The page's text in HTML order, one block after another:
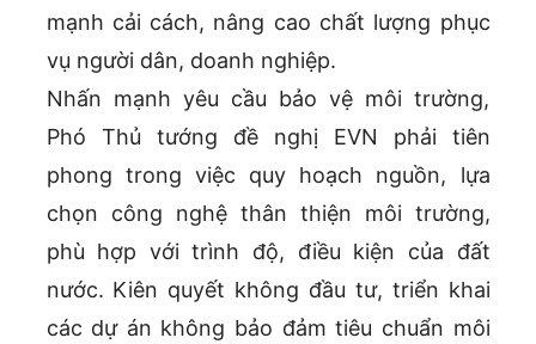
mạnh cải cách, nâng cao chất lượng phục
vụ người dân, doanh nghiệp.
Nhấn mạnh yêu cầu bảo vệ môi trường,
Phó Thủ tướng đề nghị EVN phải tiên
phong trong việc quy hoạch nguồn, lựa
chọn công nghệ thân thiện môi trường,
phù hợp với trình độ, điều kiện của đất
nước. Kiên quyết không đầu tư, triển khai
các dự án không bảo đảm tiêu chuẩn môi